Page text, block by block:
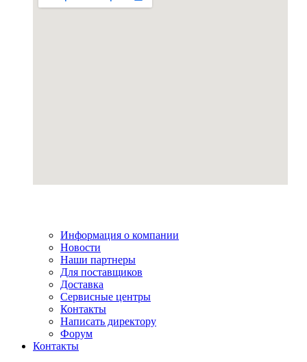
Информация о компании
Новости
Наши партнеры
Для поставщиков
Доставка
Сервисные центры
Контакты
Написать директору
Форум
Контакты